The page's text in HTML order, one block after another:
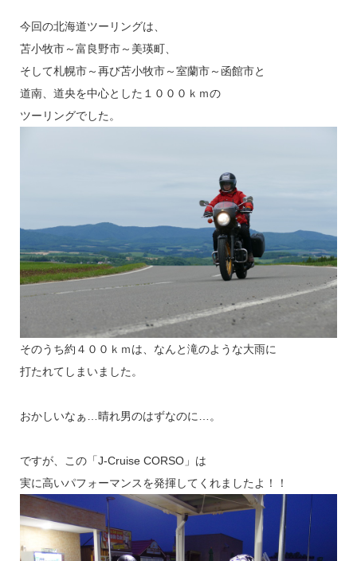
今回の北海道ツーリングは、
苫小牧市～富良野市～美瑛町、
そして札幌市～再び苫小牧市～室蘭市～函館市と
道南、道央を中心とした１０００ｋｍの
ツーリングでした。
そのうち約４００ｋｍは、なんと滝のような大雨に
打たれてしまいました。
おかしいなぁ…晴れ男のはずなのに…。
ですが、この「J-Cruise CORSO」は
実に高いパフォーマンスを発揮してくれましたよ！！